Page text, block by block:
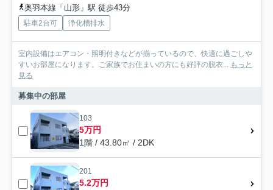
奥羽本線「山形」駅 徒歩43分
駐車2台可 浄化槽排水
室内設備はエアコン・照明付きなどが揃っているので、快適に過ごしや
すいお部屋になります。ご家族でお住まいの方にも好評の脱衣... もっと
見る
募集中の部屋
103
5万円
1階 / 43.80㎡ / 2DK
201
5.2万円